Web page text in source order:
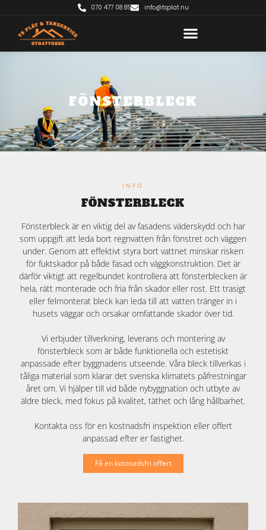
070 477 08 85 info@tsplat.nu
FÖNSTERBLECK
INFO
FÖNSTERBLECK
Fönsterbleck är en viktig del av fasadens väderskydd och har
som uppgift att leda bort regnvatten från fönstret och väggen
under. Genom att effektivt styra bort vattnet minskar risken
för fuktskador på både fasad och väggkonstruktion. Det är
därför viktigt att regelbundet kontrollera att fönsterblecken är
hela, rätt monterade och fria från skador eller rost. Ett trasigt
eller felmonterat bleck kan leda till att vatten tränger in i
husets väggar och orsakar omfattande skador över tid.
Vi erbjuder tillverkning, leverans och montering av
fönsterbleck som är både funktionella och estetiskt
anpassade efter byggnadens utseende. Våra bleck tillverkas i
tåliga material som klarar det svenska klimatets påfrestningar
året om. Vi hjälper till vid både nybyggnation och utbyte av
äldre bleck, med fokus på kvalitet, täthet och lång hållbarhet.
Kontakta oss för en kostnadsfri inspektion eller offert
anpassad efter er fastighet.
Få en kostnadsfri offert